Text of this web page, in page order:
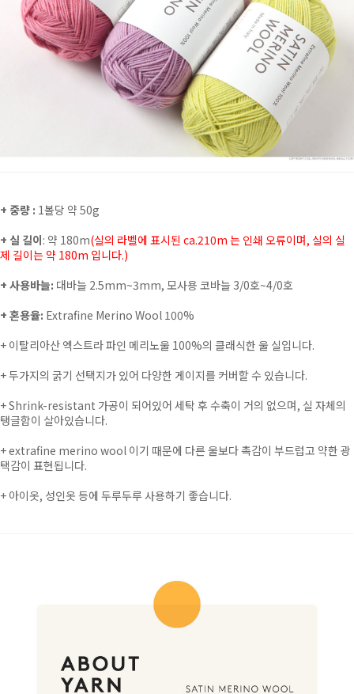
+ 중량 : 1볼당 약 50g
+ 실 길이: 약 180m(실의 라벨에 표시된 ca.210m 는 인쇄 오류이며, 실의 실
제 길이는 약 180m 입니다.)
+ 사용바늘: 대바늘 2.5mm~3mm, 모사용 코바늘 3/0호~4/0호
+ 혼용율: Extrafine Merino Wool 100%
+ 이탈리아산 엑스트라 파인 메리노울 100%의 클래식한 울 실입니다.
+두가지의 굵기 선택지가 있어 다양한 게이지를 커버할 수 있습니다.
+Shrink-resistant 가공이 되어있어 세탁 후 수축이 거의 없으며, 실 자체의
탱글함이 살아있습니다.
+extrafine merino wool 이기 때문에 다른 울보다 촉감이 부드럽고 약한 광
택감이 표현됩니다.
+ 아이옷, 성인옷 등에 두루두루 사용하기 좋습니다.